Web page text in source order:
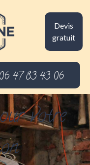
Devis
gratuit
06 47 83 43 06
votre